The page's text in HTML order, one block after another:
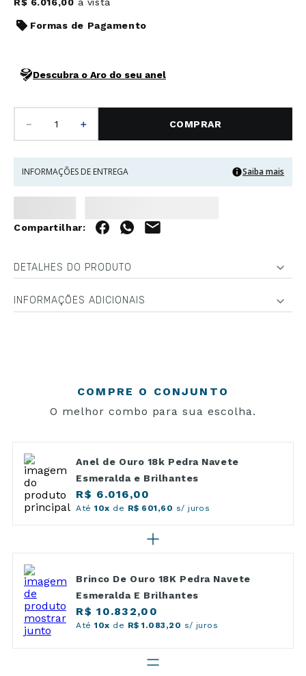
Formas de Pagamento
Descubra o Aro do seu anel
＋
－ COMPRAR
INFORMAÇÕES DE ENTREGA Saiba mais
DETALHES DO PRODUTO
INFORMAÇÕES ADICIONAIS
COMPRE O CONJUNTO
O melhor combo para sua escolha.
Anel de Ouro 18k Pedra Navete
Esmeralda e Brilhantes
R$ 6.016,00
Até10x de R$ 601,60 s/ juros
Brinco De Ouro 18K Pedra Navete
Esmeralda E Brilhantes
R$ 10.832,00
Até10x de R$ 1.083,20 s/ juros